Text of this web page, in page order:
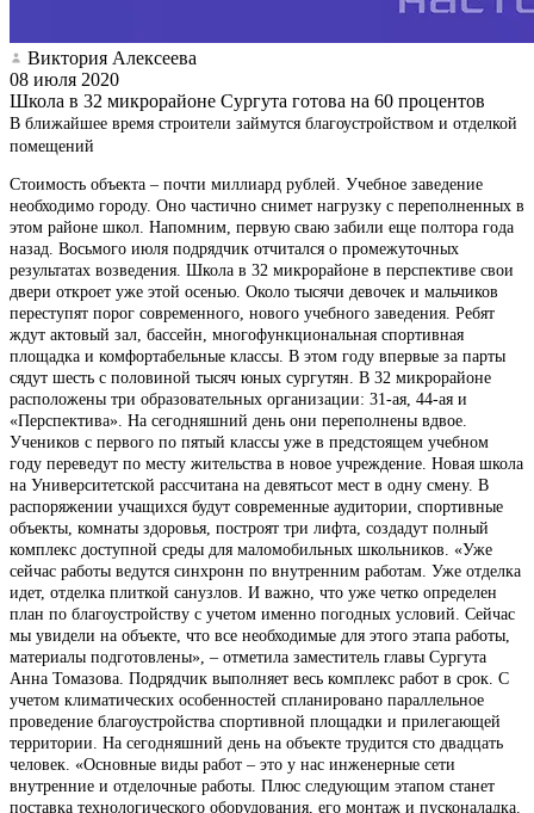
Виктория Алексеева
08 июля 2020
Школа в 32 микрорайоне Сургута готова на 60 процентов
В ближайшее время строители займутся благоустройством и отделкой
помещений
Стоимость объекта – почти миллиард рублей. Учебное заведение
необходимо городу. Оно частично снимет нагрузку с переполненных в
этом районе школ. Напомним, первую сваю забили еще полтора года
назад. Восьмого июля подрядчик отчитался о промежуточных
результатах возведения. Школа в 32 микрорайоне в перспективе свои
двери откроет уже этой осенью. Около тысячи девочек и мальчиков
переступят порог современного, нового учебного заведения. Ребят
ждут актовый зал, бассейн, многофункциональная спортивная
площадка и комфортабельные классы. В этом году впервые за парты
сядут шесть с половиной тысяч юных сургутян. В 32 микрорайоне
расположены три образовательных организации: 31-ая, 44-ая и
«Перспектива». На сегодняшний день они переполнены вдвое.
Учеников с первого по пятый классы уже в предстоящем учебном
году переведут по месту жительства в новое учреждение. Новая школа
на Университетской рассчитана на девятьсот мест в одну смену. В
распоряжении учащихся будут современные аудитории, спортивные
объекты, комнаты здоровья, построят три лифта, создадут полный
комплекс доступной среды для маломобильных школьников. «Уже
сейчас работы ведутся синхронн по внутренним работам. Уже отделка
идет, отделка плиткой санузлов. И важно, что уже четко определен
план по благоустройству с учетом именно погодных условий. Сейчас
мы увидели на объекте, что все необходимые для этого этапа работы,
материалы подготовлены», – отметила заместитель главы Сургута
Анна Томазова. Подрядчик выполняет весь комплекс работ в срок. С
учетом климатических особенностей спланировано параллельное
проведение благоустройства спортивной площадки и прилегающей
территории. На сегодняшний день на объекте трудится сто двадцать
человек. «Основные виды работ – это у нас инженерные сети
внутренние и отделочные работы. Плюс следующим этапом станет
поставка технологического оборудования, его монтаж и пусконаладка.